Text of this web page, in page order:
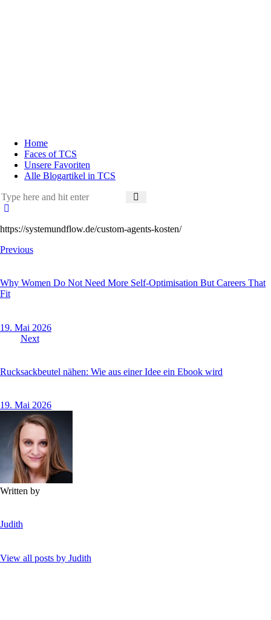
Home
Faces of TCS
Unsere Favoriten
Alle Blogartikel in TCS
https://systemundflow.de/custom-agents-kosten/
Previous
Why Women Do Not Need More Self-Optimisation But Careers That
Fit
19. Mai 2026
Next
Rucksackbeutel nähen: Wie aus einer Idee ein Ebook wird
19. Mai 2026
Written by
Judith
View all posts by Judith